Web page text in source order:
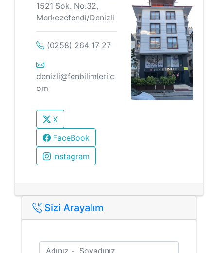
1521 Sok. No:32,
Merkezefendi/Denizli
(0258) 264 17 27
denizli@fenbilimleri.c
om
X
FaceBook
Instagram
Sizi Arayalım